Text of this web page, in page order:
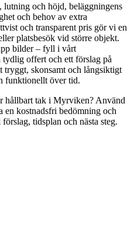
lutning och höjd, beläggningens
och behov av extra
och transparent pris gör vi en
platsbesök vid större objekt.
bilder – fyll i vårt
offert och ett förslag på
tryggt, skonsamt och långsiktigt
funktionellt över tid.
hållbart tak i Myrviken? Använd
en kostnadsfri bedömning och
tidsplan och nästa steg.